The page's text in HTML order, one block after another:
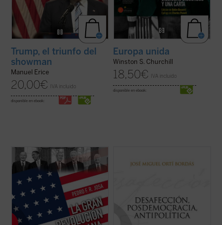
Trump, el triunfo del
showman
Manuel Erice
20,00€ IVA incluido
disponible en ebook:
Europa unida
Winston S. Churchill
18,50€ IVA incluido
disponible en ebook:
Uno de los campos en los que es difícil que
se dé en nuestros días una confrontación
pacífica de ideas es el del análisis de las
políticas de los Estados Unidos en el ámbito
exterior, ya que se suelen tomar
habitualmente como punto de ...
(ver ficha)
dentro", las claves explicativas del gran